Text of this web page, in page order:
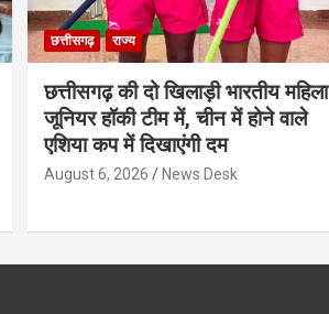
छत्तीसगढ़ राज्य
छत्तीसगढ़ की दो खिलाड़ी भारतीय महिला
जूनियर हॉकी टीम में, चीन में होने वाले
एशिया कप में दिखाएंगी दम
August 6, 2026 News Desk